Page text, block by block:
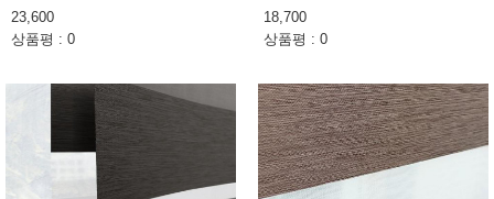
23,600
상품평 : 0
18,700
상품평 : 0